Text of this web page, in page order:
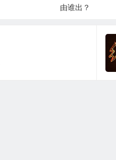
由谁出？